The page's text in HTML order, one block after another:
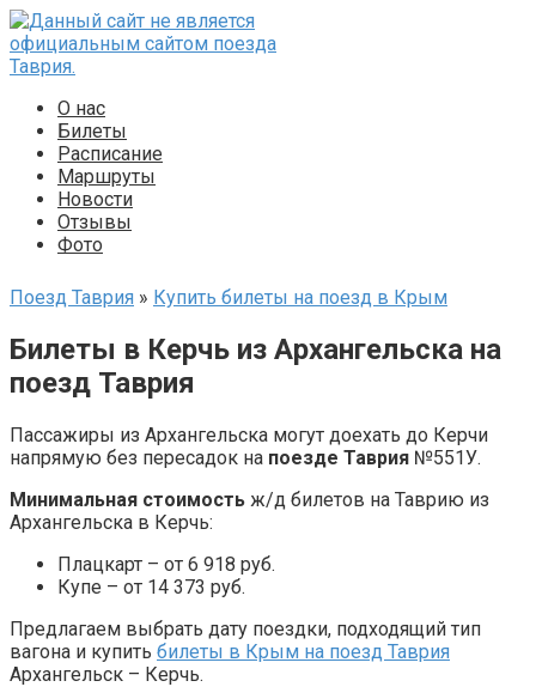
Перейти
к
контенту
О нас
Билеты
Расписание
Маршруты
Новости
Отзывы
Фото
Поезд Таврия » Купить билеты на поезд в Крым
Билеты в Керчь из Архангельска на
поезд Таврия
Пассажиры из Архангельска могут доехать до Керчи
напрямую без пересадок на поезде Таврия №551У.
Минимальная стоимость ж/д билетов на Таврию из
Архангельска в Керчь:
Плацкарт – от 6 918 руб.
Купе – от 14 373 руб.
Предлагаем выбрать дату поездки, подходящий тип
вагона и купить билеты в Крым на поезд Таврия
Архангельск – Керчь.